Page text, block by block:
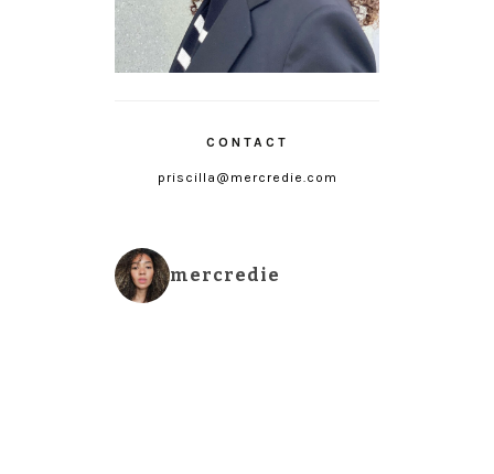
CONTACT
priscilla@mercredie.com
mercredie